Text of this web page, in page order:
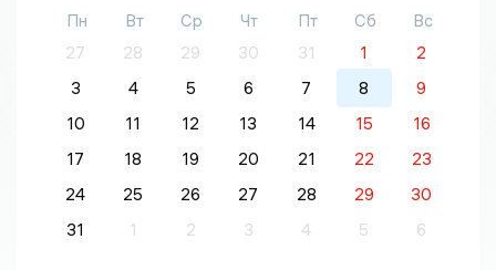
Пн Вт Ср Чт Пт Сб
Вс
27
28 29 30 31 1
2
3
4 5 6 7 8
9
10
11 12 13 14 15
16
17
18 19 20 21 22
23
24
25 26 27 28 29
30
31
1 2 3 4 5 6